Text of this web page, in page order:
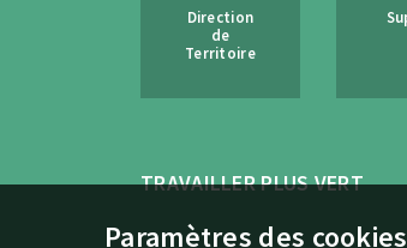
Direction
de
Territoire
TRAVAILLER PLUS VERT
Paramètres des cookies